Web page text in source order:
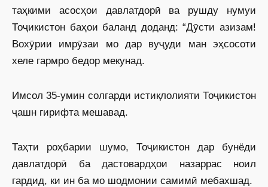
таҳкими асосҳои давлатдорӣ ва рушду нумуи
Тоҷикистон баҳои баланд доданд: “Дӯсти азизам!
Вохӯрии имрӯзаи мо дар вуҷуди ман эҳсосоти
хеле гармро бедор мекунад.
Имсол 35-умин солгарди истиқлолияти Тоҷикистон
ҷашн гирифта мешавад.
Таҳти роҳбарии шумо, Тоҷикистон дар бунёди
давлатдорӣ ба дастовардҳои назаррас ноил
гардид, ки ин ба мо шодмонии самимӣ мебахшад.